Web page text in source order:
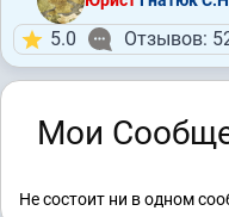
5.0 Отзывов:
Мои
Не состоит ни в одном